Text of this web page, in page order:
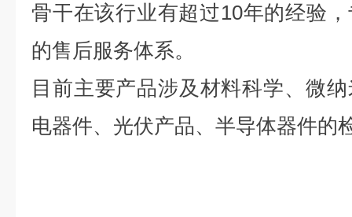
骨干在该行业有超过10年的经验
的售后服务体系。
目前主要产品涉及材料科学、微
电器件、光伏产品、半导体器件的